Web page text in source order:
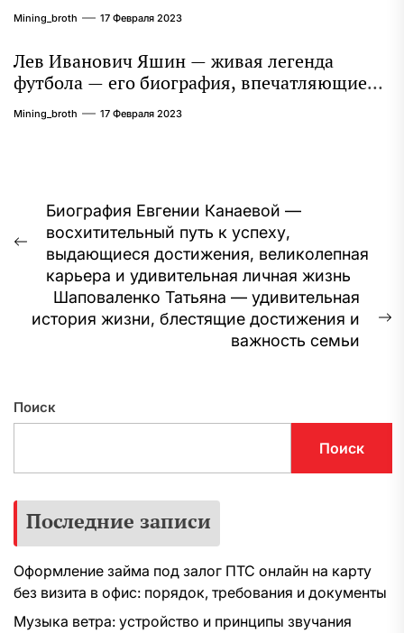
Mining_broth 17 Февраля 2023
Лев Иванович Яшин — живая легенда
футбола — его биография, впечатляющие
достижения и интересная личная жизнь
Mining_broth 17 Февраля 2023
Навигация
по
записям
Предыдущая
запись:
Биография Евгении Канаевой —
восхитительный путь к успеху,
выдающиеся достижения, великолепная
карьера и удивительная личная жизнь
Шаповаленко Татьяна — удивительная
история жизни, блестящие достижения и
важность семьи
Поиск
Поиск
Последние записи
Оформление займа под залог ПТС онлайн на карту
без визита в офис: порядок, требования и документы
Музыка ветра: устройство и принципы звучания